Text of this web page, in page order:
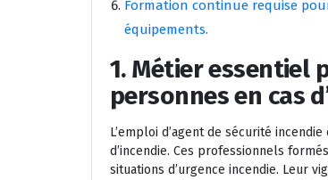
Formation continue requise
équipements.
1. Métier essentiel
personnes en cas
L’emploi d’agent de sécurité
d’incendie. Ces professionnels
situations d’urgence incendie. Leur